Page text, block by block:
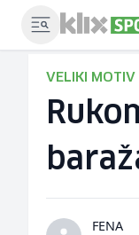
VELIKI MOTIV
FENA